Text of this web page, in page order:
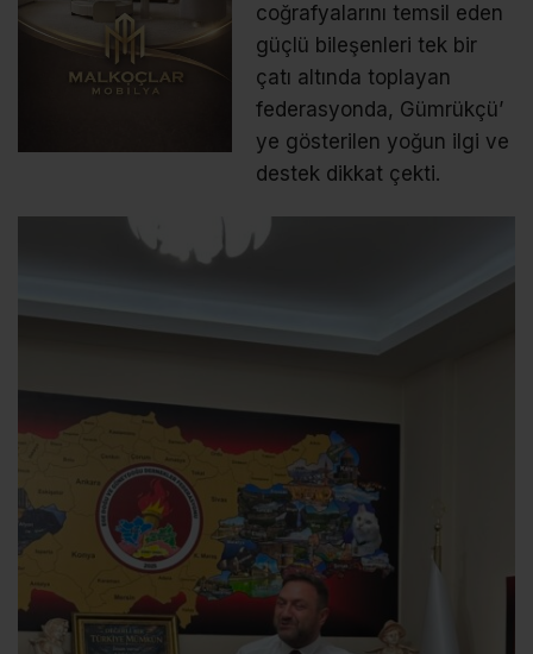
coğrafyalarını temsil eden
güçlü bileşenleri tek bir
çatı altında toplayan
federasyonda, Gümrükçü’
ye gösterilen yoğun ilgi ve
destek dikkat çekti.